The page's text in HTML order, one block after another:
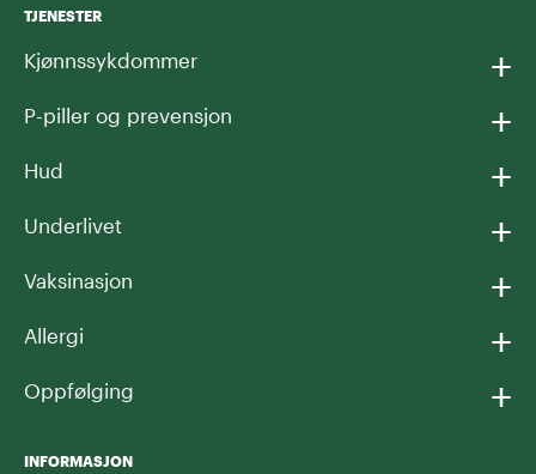
TJENESTER
Kjønnssykdommer +
P-piller og prevensjon +
Hud +
Underlivet +
Vaksinasjon +
Allergi +
Oppfølging +
INFORMASJON